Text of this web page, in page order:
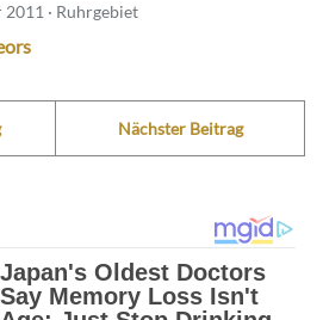
2011 · Ruhrgebiet
Nächster Beitrag